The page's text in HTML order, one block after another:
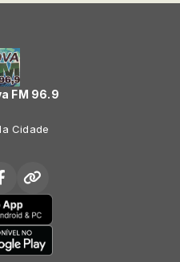
FM 96.9
Cidade